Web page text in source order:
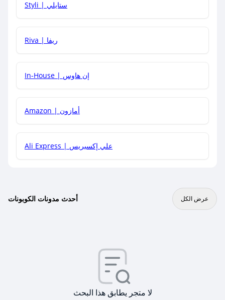
هل يمكنني جمع كود خصم مع العروض الأخرى؟
Styli | ستايلي
Riva | ريفا
In-House | إن هاوس
Amazon | أمازون
Ali Express | علي إكسبريس
أحدث مدونات الكوبونات عرض الكل
لا متجر يطابق هذا البحث